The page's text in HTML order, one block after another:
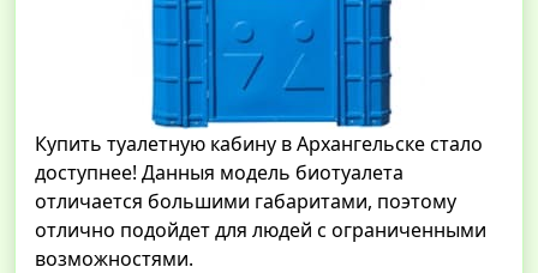
Купить туалетную кабину в Архангельске стало
доступнее! Данныя модель биотуалета
отличается большими габаритами, поэтому
отлично подойдет для людей с ограниченными
возможностями.